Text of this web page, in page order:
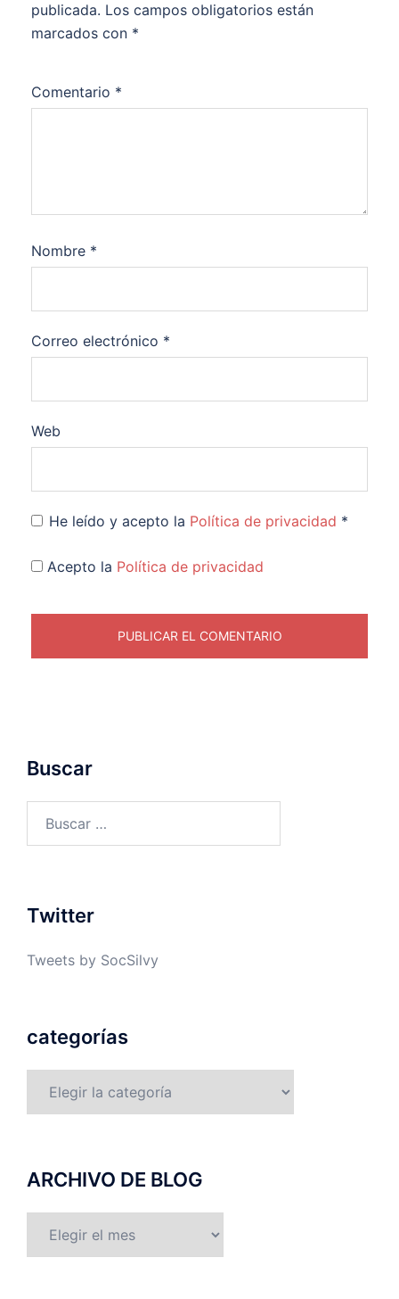
publicada. Los campos obligatorios están
marcados con *
Comentario *
Nombre *
Correo electrónico *
Web
He leído y acepto la Política de privacidad *
Acepto la Política de privacidad
Buscar
Twitter
Tweets by SocSilvy
categorías
ARCHIVO DE BLOG